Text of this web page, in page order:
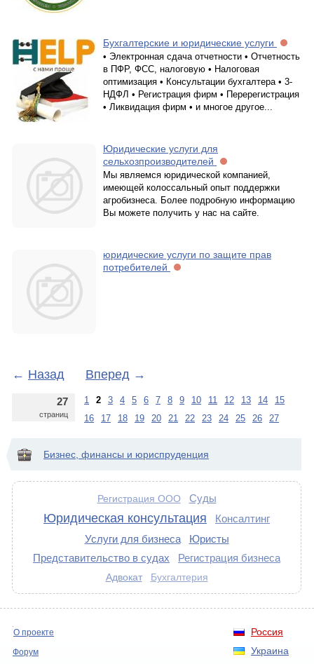
Бухгалтерские и юридические услуги
• Электронная сдача отчетности • Отчетность
в ПФР, ФСС, налоговую • Налоговая
оптимизация • Консультации бухгалтера • 3-
НДФЛ • Регистрация фирм • Перерегистрация
• Ликвидация фирм • и многое другое...
Юридические услуги для
сельхозпроизводителей
Мы являемся юридической компанией,
имеющей колоссальный опыт поддержки
агробизнеса. Более подробную информацию
Вы можете получить у нас на сайте.
юридические услуги по защите прав
потребителей
← Назад Вперед →
27
страниц
1 2 3 4 5 6 7 8 9 10 11 12 13 14
15
16
17 18 19 20 21 22 23 24 25 26 27
Бизнес, финансы и юриспруденция
Регистрация ООО Суды
Юридическая консультация
Консалтинг
Услуги для бизнеса
Юристы
Представительство в судах
Регистрация бизнеса
Адвокат Бухгалтерия
Россия
Украина
О проекте
Форум